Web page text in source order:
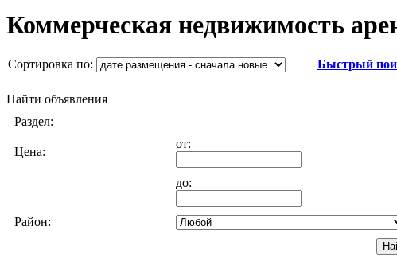
Коммерческая недвижимость
Сортировка по: Быстрый
Найти объявления
Раздел:
Цена:
от:
до:
Район: